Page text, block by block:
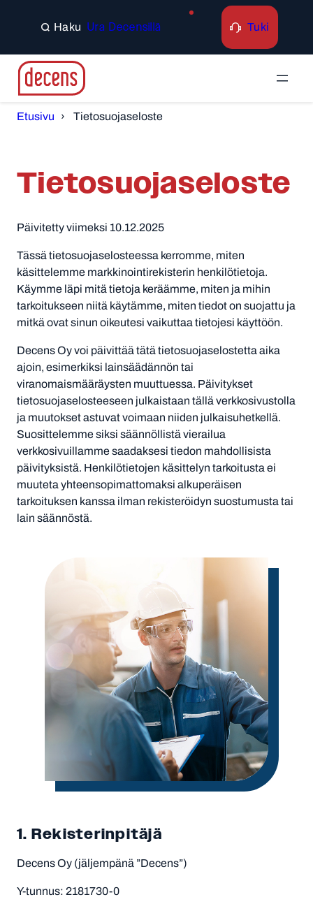
sisältöön
Search Ura Decensillä Tuki
Etusivu Tietosuojaseloste
Tietosuoja­seloste
Päivitetty viimeksi 10.12.2025
Tässä tietosuojaselosteessa kerromme, miten
käsittelemme markkinointirekisterin henkilötietoja.
Käymme läpi mitä tietoja keräämme, miten ja mihin
tarkoitukseen niitä käytämme, miten tiedot on suojattu ja
mitkä ovat sinun oikeutesi vaikuttaa tietojesi käyttöön.
Decens Oy voi päivittää tätä tietosuojaselostetta aika
ajoin, esimerkiksi lainsäädännön tai
viranomaismääräysten muuttuessa. Päivitykset
tietosuojaselosteeseen julkaistaan tällä verkkosivustolla
ja muutokset astuvat voimaan niiden julkaisuhetkellä.
Suosittelemme siksi säännöllistä vierailua
verkkosivuillamme saadaksesi tiedon mahdollisista
päivityksistä. Henkilötietojen käsittelyn tarkoitusta ei
muuteta yhteensopimattomaksi alkuperäisen
tarkoituksen kanssa ilman rekisteröidyn suostumusta tai
lain säännöstä.
1. Rekisterinpitäjä
Decens Oy (jäljempänä ”Decens”)
Y-tunnus: 2181730-0